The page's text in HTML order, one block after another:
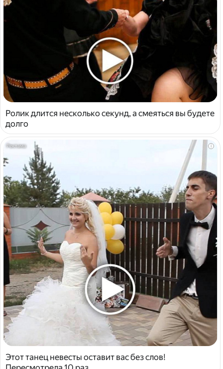
Ролик длится несколько секунд, а смеяться вы будете
долго
i
Этот танец невесты оставит вас без слов!